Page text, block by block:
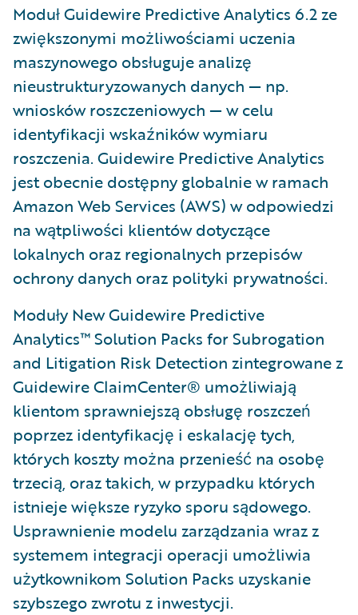
Moduł Guidewire Predictive Analytics 6.2 ze
zwiększonymi możliwościami uczenia
maszynowego obsługuje analizę
nieustrukturyzowanych danych — np.
wniosków roszczeniowych — w celu
identyfikacji wskaźników wymiaru
roszczenia. Guidewire Predictive Analytics
jest obecnie dostępny globalnie w ramach
Amazon Web Services (AWS) w odpowiedzi
na wątpliwości klientów dotyczące
lokalnych oraz regionalnych przepisów
ochrony danych oraz polityki prywatności.
Moduły New Guidewire Predictive
Analytics™ Solution Packs for Subrogation
and Litigation Risk Detection zintegrowane z
Guidewire ClaimCenter® umożliwiają
klientom sprawniejszą obsługę roszczeń
poprzez identyfikację i eskalację tych,
których koszty można przenieść na osobę
trzecią, oraz takich, w przypadku których
istnieje większe ryzyko sporu sądowego.
Usprawnienie modelu zarządzania wraz z
systemem integracji operacji umożliwia
użytkownikom Solution Packs uzyskanie
szybszego zwrotu z inwestycji.